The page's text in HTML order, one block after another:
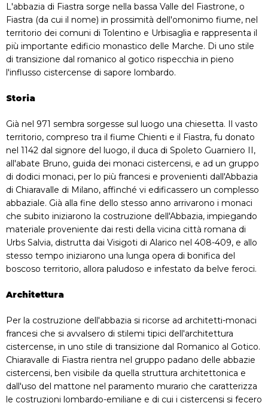
L'abbazia di Fiastra sorge nella bassa Valle del Fiastrone, o
Fiastra (da cui il nome) in prossimità dell'omonimo fiume, nel
territorio dei comuni di Tolentino e Urbisaglia e rappresenta il
più importante edificio monastico delle Marche. Di uno stile
di transizione dal romanico al gotico rispecchia in pieno
l'influsso cistercense di sapore lombardo.
Storia
Già nel 971 sembra sorgesse sul luogo una chiesetta. Il vasto
territorio, compreso tra il fiume Chienti e il Fiastra, fu donato
nel 1142 dal signore del luogo, il duca di Spoleto Guarniero II,
all'abate Bruno, guida dei monaci cistercensi, e ad un gruppo
di dodici monaci, per lo più francesi e provenienti dall'Abbazia
di Chiaravalle di Milano, affinché vi edificassero un complesso
abbaziale. Già alla fine dello stesso anno arrivarono i monaci
che subito iniziarono la costruzione dell'Abbazia, impiegando
materiale proveniente dai resti della vicina città romana di
Urbs Salvia, distrutta dai Visigoti di Alarico nel 408-409, e allo
stesso tempo iniziarono una lunga opera di bonifica del
boscoso territorio, allora paludoso e infestato da belve feroci.
Architettura
Per la costruzione dell'abbazia si ricorse ad architetti-monaci
francesi che si avvalsero di stilemi tipici dell'architettura
cistercense, in uno stile di transizione dal Romanico al Gotico.
Chiaravalle di Fiastra rientra nel gruppo padano delle abbazie
cistercensi, ben visibile da quella struttura architettonica e
dall'uso del mattone nel paramento murario che caratterizza
le costruzioni lombardo-emiliane e di cui i cistercensi si fecero